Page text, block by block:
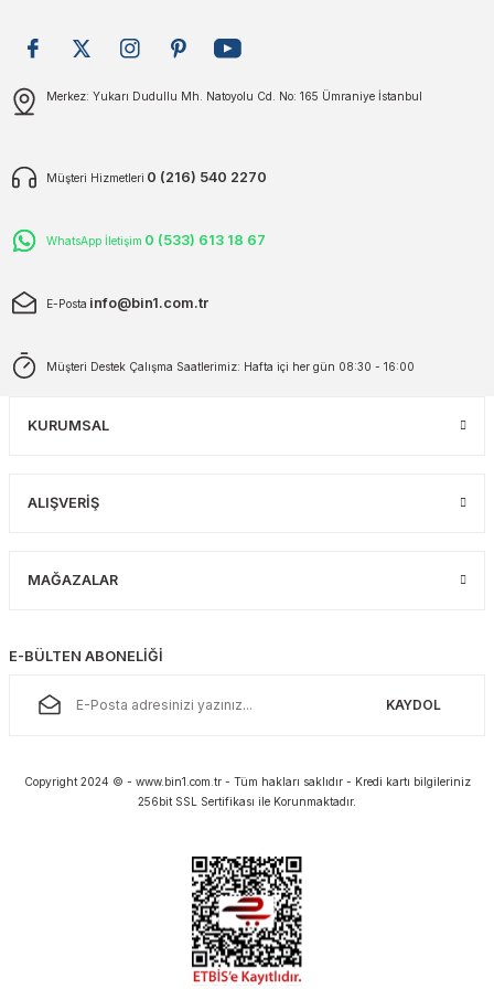
Merkez: Yukarı Dudullu Mh. Natoyolu Cd. No: 165 Ümraniye İstanbul
Müşteri Hizmetleri 0 (216) 540 2270
WhatsApp İletişim 0 (533) 613 18 67
E-Posta info@bin1.com.tr
Müşteri Destek Çalışma Saatlerimiz: Hafta içi her gün 08:30 - 16:00
KURUMSAL
ALIŞVERİŞ
MAĞAZALAR
E-BÜLTEN ABONELİĞİ
KAYDOL
Copyright 2024 © - www.bin1.com.tr - Tüm hakları saklıdır - Kredi kartı bilgileriniz
256bit SSL Sertifikası ile Korunmaktadır.